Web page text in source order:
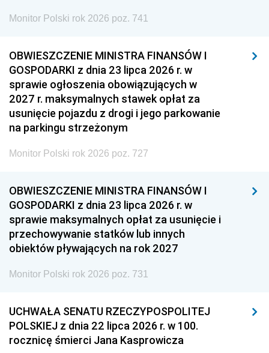
Monitor Polski rok 2026 poz. 741
OBWIESZCZENIE MINISTRA FINANSÓW I
GOSPODARKI z dnia 23 lipca 2026 r. w
sprawie ogłoszenia obowiązujących w
2027 r. maksymalnych stawek opłat za
usunięcie pojazdu z drogi i jego parkowanie
na parkingu strzeżonym
Monitor Polski rok 2026 poz. 727
OBWIESZCZENIE MINISTRA FINANSÓW I
GOSPODARKI z dnia 23 lipca 2026 r. w
sprawie maksymalnych opłat za usunięcie i
przechowywanie statków lub innych
obiektów pływających na rok 2027
Monitor Polski rok 2026 poz. 731
UCHWAŁA SENATU RZECZYPOSPOLITEJ
POLSKIEJ z dnia 22 lipca 2026 r. w 100.
rocznicę śmierci Jana Kasprowicza